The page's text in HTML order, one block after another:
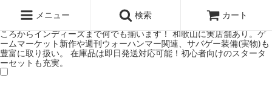
ミアムショップTORAYAMA。通販・オンラインショップです！ ウォー
ハンマーとボードゲームのことなら当店へ！ボードゲームもメジャーど
ころからインディーズまで何でも揃います！ 和歌山に実店舗あり。ゲ
ームマーケット新作や週刊ウォーハンマー関連、サバゲー装備(実物)も
豊富に取り扱い。 在庫品は即日発送対応可能！初心者向けのスタータ
ーセットも充実。
メニュー 検索 カート